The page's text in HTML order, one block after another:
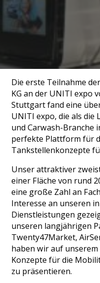
Die erste Teilnahme
KG an der UNITI expo
Stuttgart fand eine
UNITI expo, die als die
und Carwash-Branche
perfekte Plattform für
Tankstellenkonzepte
Unser attraktiver
einer Fläche von rund
eine große Zahl an
Interesse an unseren
Dienstleistungen
unseren langjährigen
Twenty47Market,
haben wir auf unserem
Konzepte für die
zu präsentieren.